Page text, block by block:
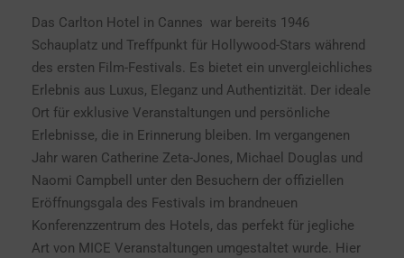
Das Carlton Hotel in Cannes war bereits 1946
Schauplatz und Treffpunkt für Hollywood-Stars während
des ersten Film-Festivals. Es bietet ein unvergleichliches
Erlebnis aus Luxus, Eleganz und Authentizität. Der ideale
Ort für exklusive Veranstaltungen und persönliche
Erlebnisse, die in Erinnerung bleiben. Im vergangenen
Jahr waren Catherine Zeta-Jones, Michael Douglas und
Naomi Campbell unter den Besuchern der offiziellen
Eröffnungsgala des Festivals im brandneuen
Konferenzzentrum des Hotels, das perfekt für jegliche
Art von MICE Veranstaltungen umgestaltet wurde. Hier